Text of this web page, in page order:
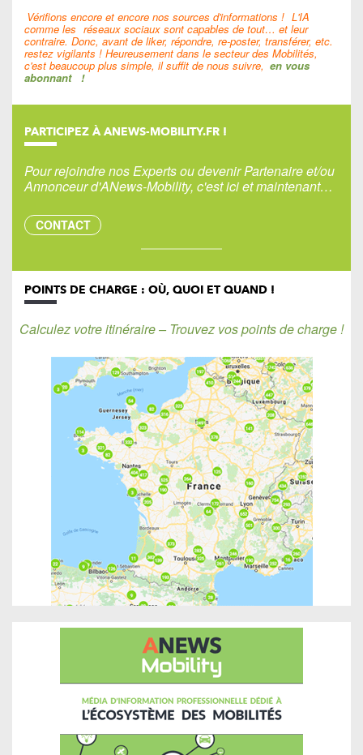
Vérifions encore et encore nos sources d'informations ! L'IA
comme les réseaux sociaux sont capables de tout… et leur
contraire. Donc, avant de liker, répondre, re-poster, transférer, etc.
restez vigilants ! Heureusement dans le secteur des Mobilités,
c'est beaucoup plus simple, il suffit de nous suivre, en vous
abonnant !
PARTICIPEZ À ANEWS-MOBILITY.FR !
Pour rejoindre nos Experts ou devenir Partenaire et/ou
Annonceur d'ANews-Mobility, c'est ici et maintenant…
CONTACT
POINTS DE CHARGE : OÙ, QUOI ET QUAND !
Calculez votre itinéraire – Trouvez vos points de charge !